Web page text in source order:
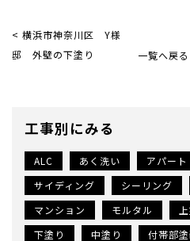
< 横浜市神奈川区 Y様
邸 外壁の下塗り
一覧へ戻る
工事別にみる
ALC あく洗い アパート
サイディング
シーリング
マンション
モルタル
下塗り
中塗り 付帯部